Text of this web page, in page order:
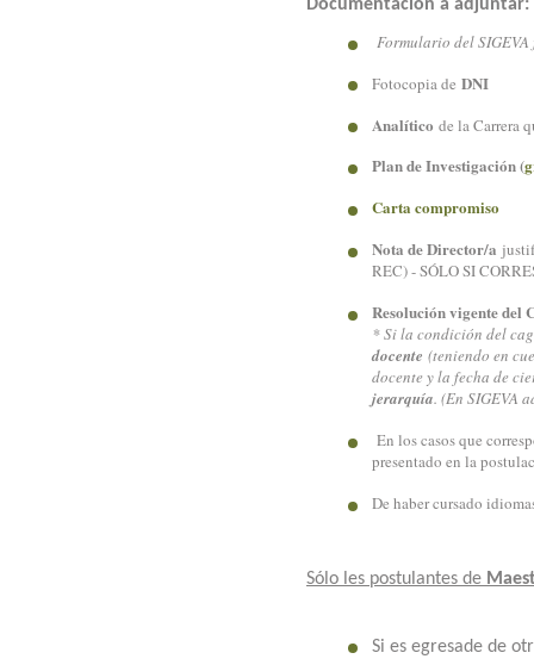
Documentación a adjuntar:
Formulario del
Fotocopia de DNI
Analítico de la Carrera
Plan de Investigación (
Carta compromiso
Nota de Director/a
REC) - SÓLO SI
Resolución vigente del
* Si la condición del
docente (teniendo en
docente y la fecha de
jerarquía. (En SIGEVA
En los casos que
presentado en la
De haber cursado
Sólo les postulantes de
Si es egresade de